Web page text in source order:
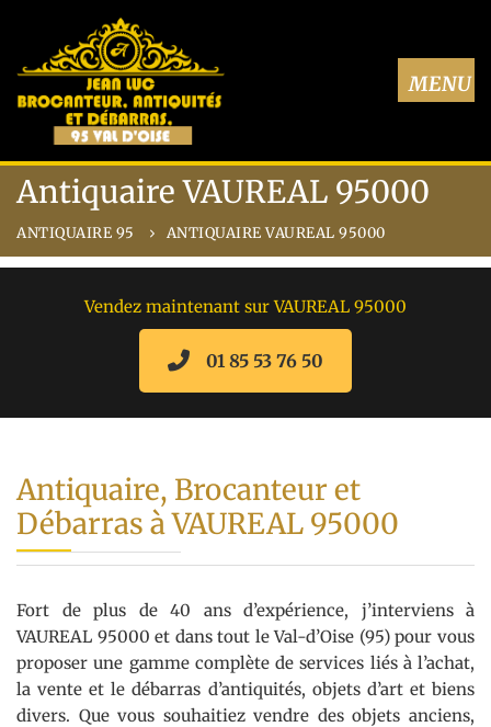
Antiquaire VAUREAL 95000
ANTIQUAIRE 95 ANTIQUAIRE VAUREAL 95000
Vendez maintenant sur VAUREAL 95000
01 85 53 76 50
Antiquaire, Brocanteur et
Débarras à VAUREAL 95000
Fort de plus de 40 ans d’expérience, j’interviens à
VAUREAL 95000 et dans tout le Val-d’Oise (95) pour vous
proposer une gamme complète de services liés à l’achat,
la vente et le débarras d’antiquités, objets d’art et biens
divers. Que vous souhaitiez vendre des objets anciens,